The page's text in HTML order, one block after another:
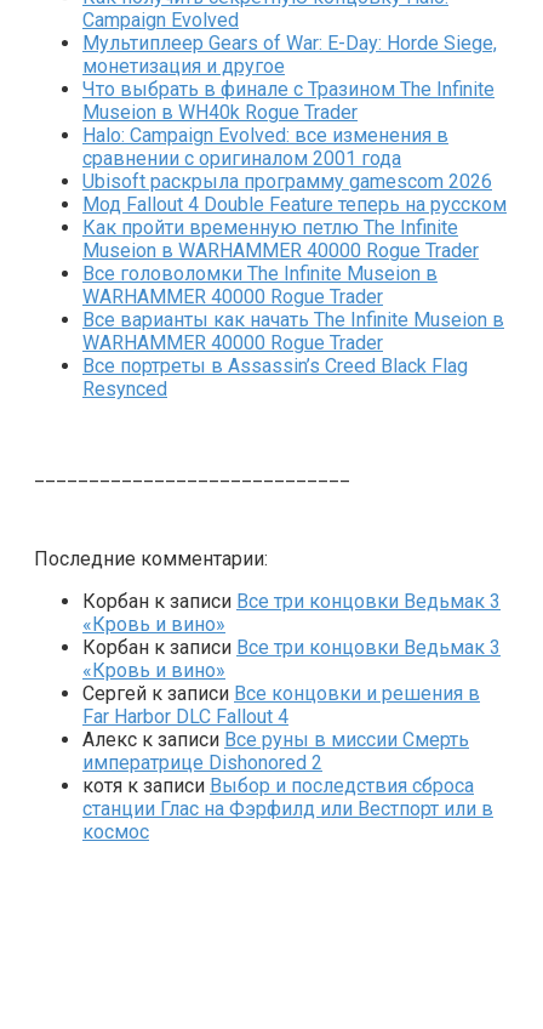
Campaign Evolved
Мультиплеер Gears of War: E-Day: Horde Siege,
монетизация и другое
Что выбрать в финале с Тразином The Infinite
Museion в WH40k Rogue Trader
Halo: Campaign Evolved: все изменения в
сравнении с оригиналом 2001 года
Ubisoft раскрыла программу gamescom 2026
Мод Fallout 4 Double Feature теперь на русском
Как пройти временную петлю The Infinite
Museion в WARHAMMER 40000 Rogue Trader
Все головоломки The Infinite Museion в
WARHAMMER 40000 Rogue Trader
Все варианты как начать The Infinite Museion в
WARHAMMER 40000 Rogue Trader
Все портреты в Assassin’s Creed Black Flag
Resynced
Последние комментарии:
Корбан к записи Все три концовки Ведьмак 3
«Кровь и вино»
Корбан к записи Все три концовки Ведьмак 3
«Кровь и вино»
Сергей к записи Все концовки и решения в
Far Harbor DLC Fallout 4
Алекс к записи Все руны в миссии Смерть
императрице Dishonored 2
котя к записи Выбор и последствия сброса
станции Глас на Фэрфилд или Вестпорт или в
космос